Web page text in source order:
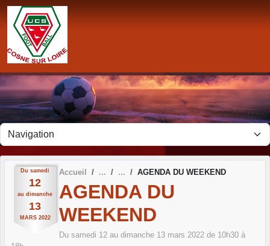
Du samedi
12
au dimanche
13
MARS 2022
Accueil AGENDA DU WEEKEND
AGENDA DU
WEEKEND
Du samedi 12 au dimanche 13 mars 2022 de 10h30 à
Panneau de gestion des cookies